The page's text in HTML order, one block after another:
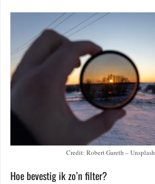
Credit: Robert Gareth – Unsplash
Hoe bevestig ik zo’n filter?